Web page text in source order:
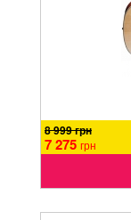
8 999 грн
7 275 грн